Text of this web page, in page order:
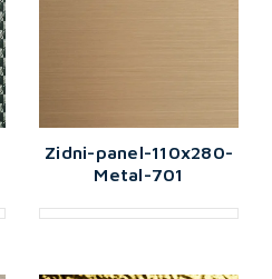
Zidni-panel-110x280-
Metal-701